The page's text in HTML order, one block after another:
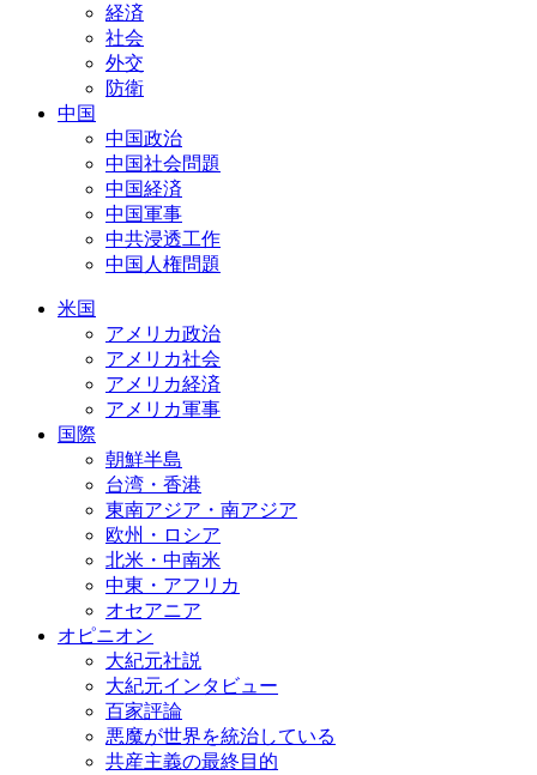
経済
社会
外交
防衛
中国
中国政治
中国社会問題
中国経済
中国軍事
中共浸透工作
中国人権問題
米国
アメリカ政治
アメリカ社会
アメリカ経済
アメリカ軍事
国際
朝鮮半島
台湾・香港
東南アジア・南アジア
欧州・ロシア
北米・中南米
中東・アフリカ
オセアニア
オピニオン
大紀元社説
大紀元インタビュー
百家評論
悪魔が世界を統治している
共産主義の最終目的